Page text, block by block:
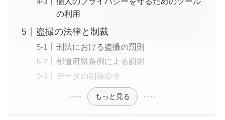
の利用
盗撮の法律と制裁
刑法における盗撮の罰則
都道府県条例による罰則
データの削除命令
もっと見る